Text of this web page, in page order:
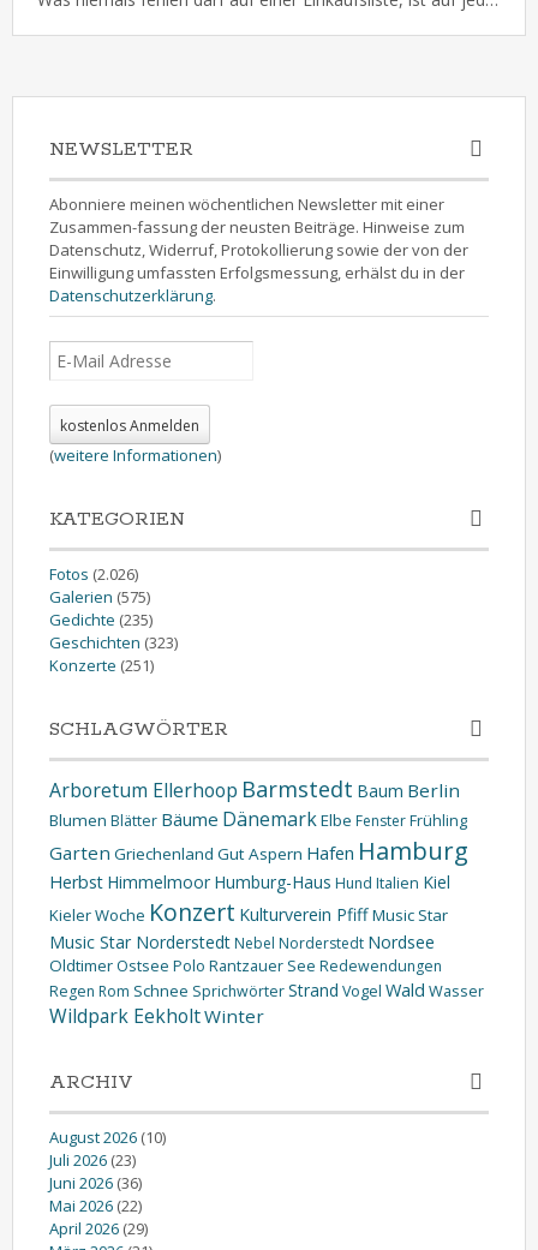
NEWSLETTER
Abonniere meinen wöchentlichen Newsletter mit einer
Zusammen-fassung der neusten Beiträge. Hinweise zum
Datenschutz, Widerruf, Protokollierung sowie der von der
Einwilligung umfassten Erfolgsmessung, erhälst du in der
Datenschutzerklärung.
(weitere Informationen)
KATEGORIEN
Fotos (2.026)
Galerien (575)
Gedichte (235)
Geschichten (323)
Konzerte (251)
SCHLAGWÖRTER
Arboretum Ellerhoop Barmstedt Baum Berlin
Blumen Blätter Bäume DänemarkElbe FensterFrühling
Garten Griechenland Gut Aspern Hafen Hamburg
Herbst Himmelmoor Humburg-Haus Hund Italien Kiel
Kieler Woche Konzert Kulturverein PfiffMusic Star
Music Star Norderstedt Nebel Norderstedt Nordsee
OldtimerOstsee Polo Rantzauer See Redewendungen
Regen Rom Schnee SprichwörterStrand Vogel Wald Wasser
Wildpark EekholtWinter
ARCHIV
August 2026 (10)
Juli 2026 (23)
Juni 2026 (36)
Mai 2026 (22)
April 2026 (29)